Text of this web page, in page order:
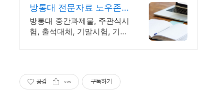
방통대 전문자료 노우존
방통대 자료포털 NO.1
방통대 중간과제물, 주관식시
험, 출석대체, 기말시험, 기출
공감 구독하기